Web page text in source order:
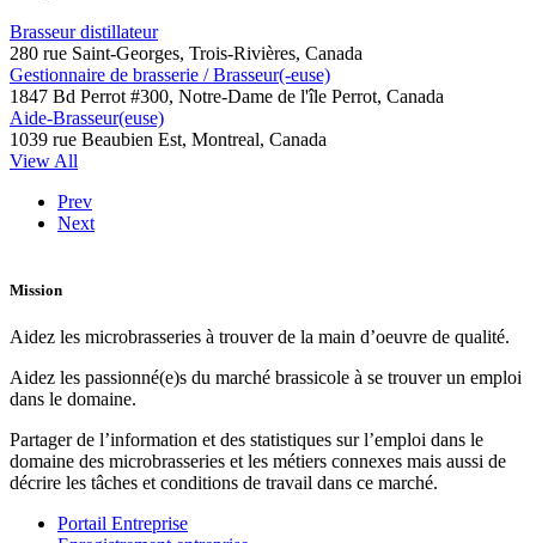
Brasseur distillateur
280 rue Saint-Georges, Trois-Rivières, Canada
Gestionnaire de brasserie / Brasseur(-euse)
1847 Bd Perrot #300, Notre-Dame de l'île Perrot, Canada
Aide-Brasseur(euse)
1039 rue Beaubien Est, Montreal, Canada
View All
Prev
Next
Mission
Aidez les microbrasseries à trouver de la main d’oeuvre de qualité.
Aidez les passionné(e)s du marché brassicole à se trouver un emploi
dans le domaine.
Partager de l’information et des statistiques sur l’emploi dans le
domaine des microbrasseries et les métiers connexes mais aussi de
décrire les tâches et conditions de travail dans ce marché.
Portail Entreprise